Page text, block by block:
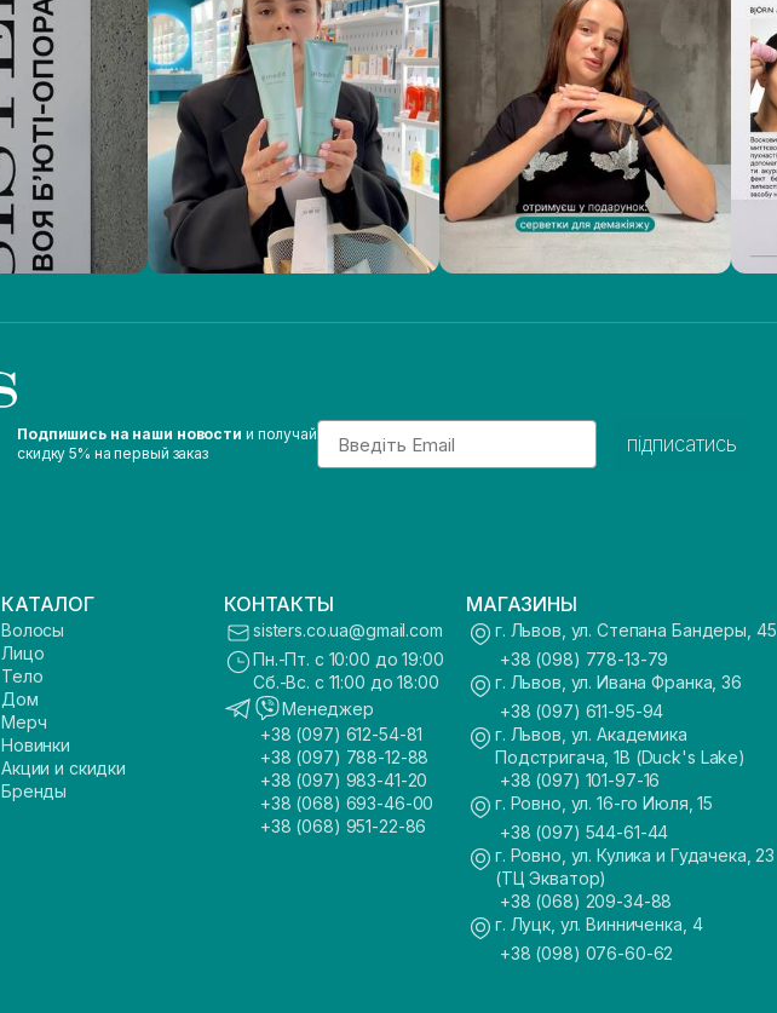
Подпишись на наши новости и получай
скидку 5% на первый заказ
Email
підписатись
КАТАЛОГ
Волосы
Лицо
Тело
Дом
Мерч
Новинки
Акции и скидки
Бренды
КОНТАКТЫ
sisters.co.ua@gmail.com
Пн.-Пт. с 10:00 до 19:00
Сб.-Вс. с 11:00 до 18:00
Менеджер
+38 (097) 612-54-81
+38 (097) 788-12-88
+38 (097) 983-41-20
+38 (068) 693-46-00
+38 (068) 951-22-86
МАГАЗИНЫ
г. Львов, ул. Степана Бандеры, 45
+38 (098) 778-13-79
г. Львов, ул. Ивана Франка, 36
+38 (097) 611-95-94
г. Львов, ул. Академика
Подстригача, 1В (Duck's Lake)
+38 (097) 101-97-16
г. Ровно, ул. 16-го Июля, 15
+38 (097) 544-61-44
г. Ровно, ул. Кулика и Гудачека, 23
(ТЦ Экватор)
+38 (068) 209-34-88
г. Луцк, ул. Винниченка, 4
+38 (098) 076-60-62